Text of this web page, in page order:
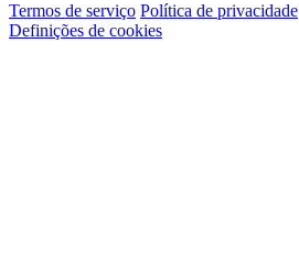
Termos de serviço Política de privacidade
Definições de cookies